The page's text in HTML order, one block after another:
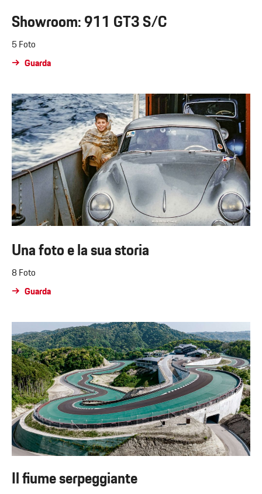
Showroom: 911 GT3 S/C
5 Foto
Guarda
Una foto e la sua storia
8 Foto
Guarda
Il fiume serpeggiante